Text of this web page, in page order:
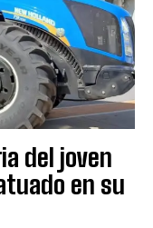
del joven
en su